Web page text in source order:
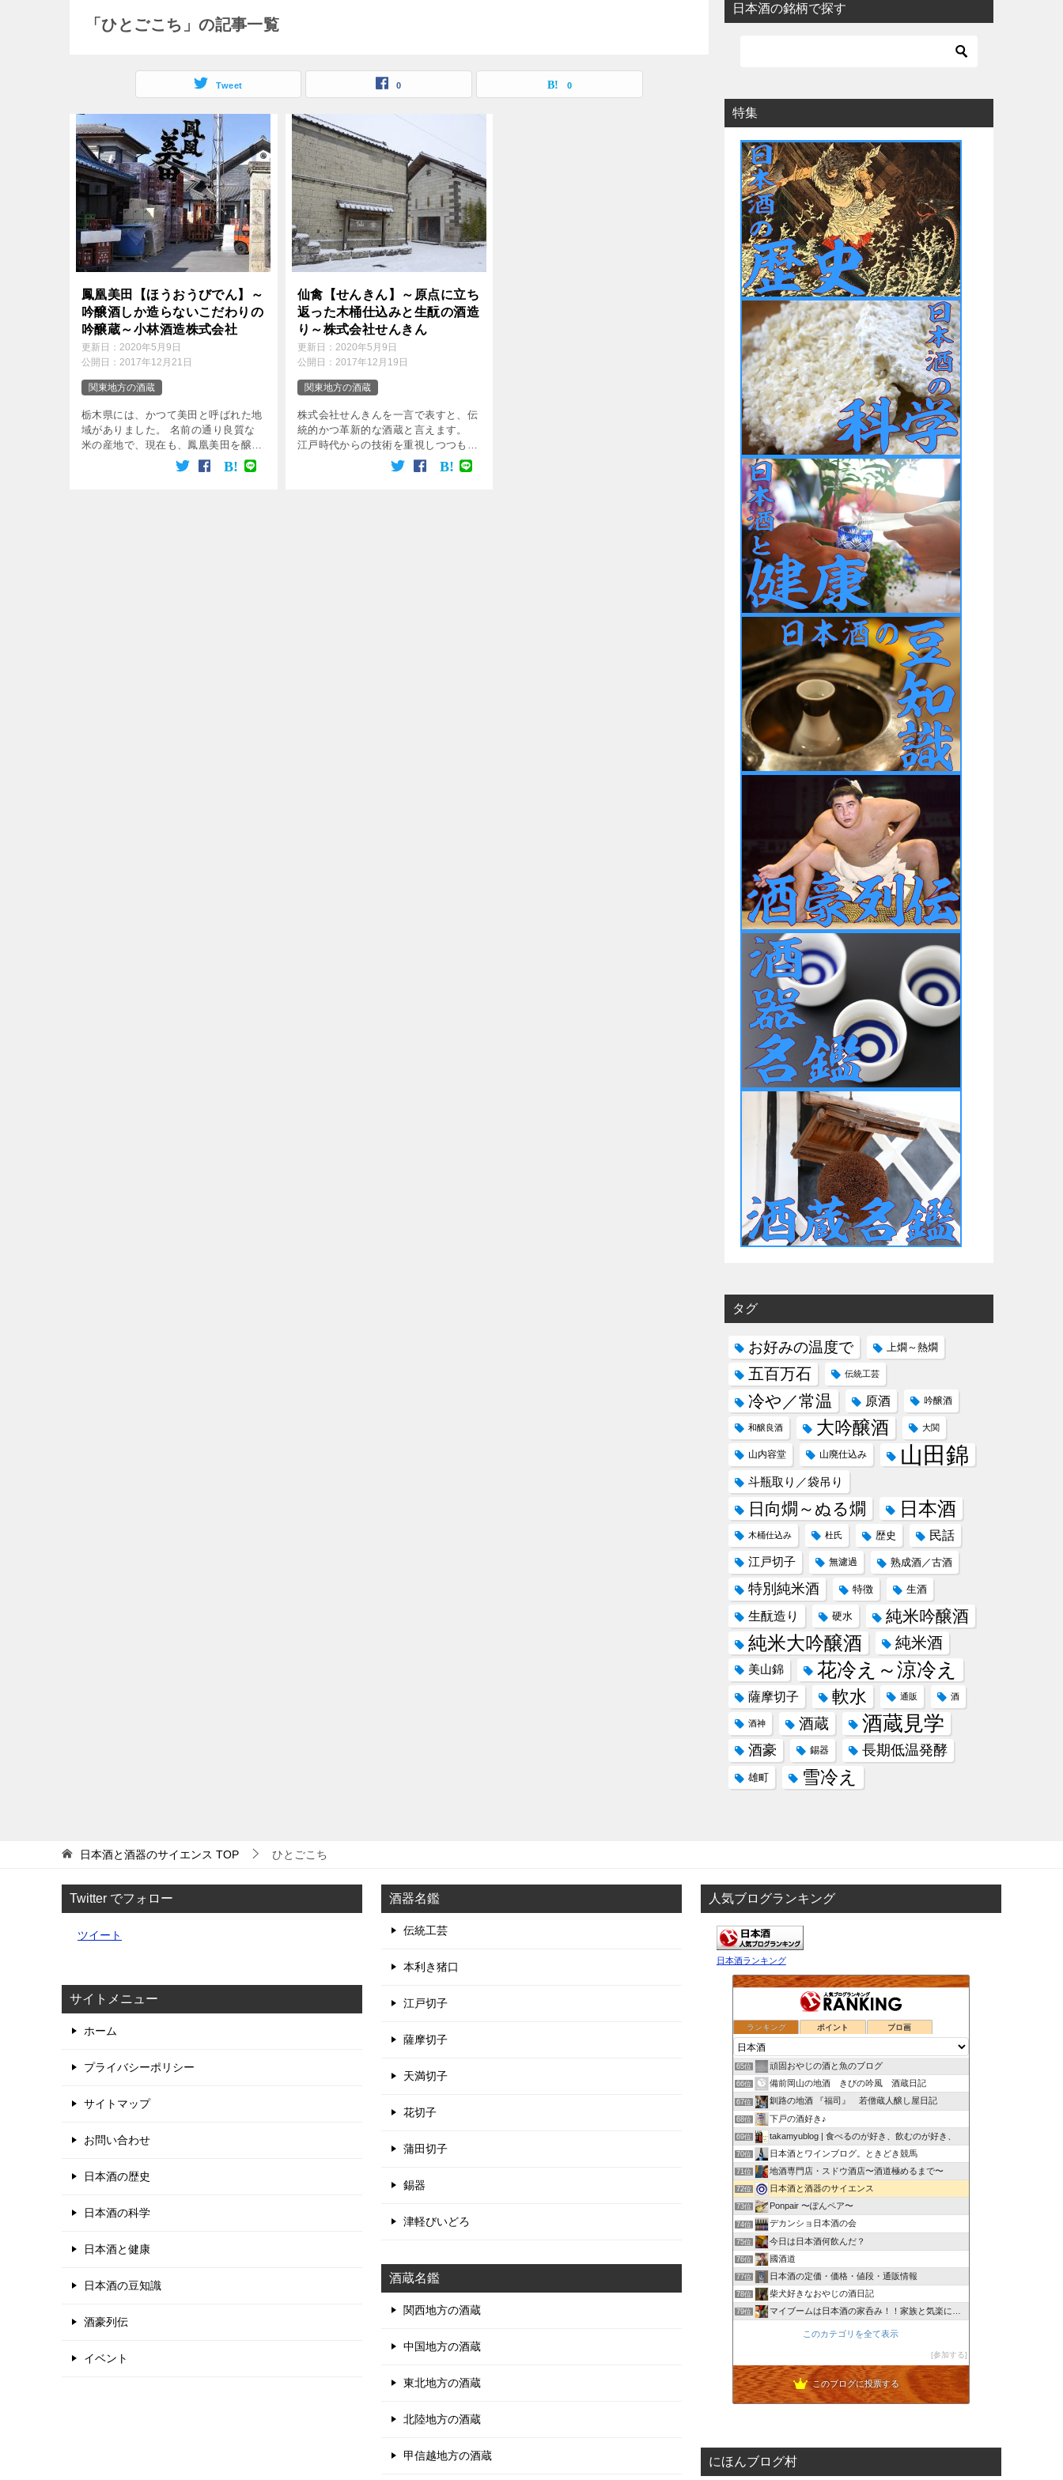
「ひとごこち」の記事一覧
Tweet 0 0
鳳凰美田【ほうおうびでん】～
吟醸酒しか造らないこだわりの
吟醸蔵～小林酒造株式会社
更新日： 2020年5月9日
公開日： 2017年12月21日
関東地方の酒蔵
栃木県には、かつて美田と呼ばれた地
域がありました。 名前の通り良質な
米の産地で、現在も、鳳凰美田を醸す
小林酒造株式会社の酒蔵があります。
ここで醸される日本酒は、全て吟醸
仙禽【せんきん】～原点に立ち
返った木桶仕込みと生酛の酒造
り～株式会社せんきん
更新日： 2020年5月9日
公開日： 2017年12月19日
関東地方の酒蔵
株式会社せんきんを一言で表すと、伝
統的かつ革新的な酒蔵と言えます。
江戸時代からの技術を重視しつつも独
自の発想で新しい時代の酒を醸すため
です。 昔ながらの木桶仕込みや生酛
日本酒の銘柄で探す
特集
タグ
お好みの温度で 上燗～熱燗
五百万石 伝統工芸
冷や／常温 原酒 吟醸酒
和醸良酒 大吟醸酒 大関
山内容堂 山廃仕込み 山田錦
斗瓶取り／袋吊り
日向燗～ぬる燗 日本酒
木桶仕込み 杜氏 歴史 民話
江戸切子 無濾過 熟成酒／古酒
特別純米酒 特徴 生酒
生酛造り 硬水 純米吟醸酒
純米大吟醸酒 純米酒
美山錦 花冷え～涼冷え
薩摩切子 軟水 通販 酒
酒神 酒蔵 酒蔵見学
酒豪 錫器 長期低温発酵
雄町 雪冷え
日本酒と酒器のサイエンス TOP ひとごこち
Twitter でフォロー
ツイート
サイトメニュー
ホーム
プライバシーポリシー
サイトマップ
お問い合わせ
日本酒の歴史
日本酒の科学
日本酒と健康
日本酒の豆知識
酒豪列伝
イベント
酒器名鑑
伝統工芸
本利き猪口
江戸切子
薩摩切子
天満切子
花切子
蒲田切子
錫器
津軽びいどろ
酒蔵名鑑
関西地方の酒蔵
中国地方の酒蔵
東北地方の酒蔵
北陸地方の酒蔵
甲信越地方の酒蔵
人気ブログランキング
日本酒ランキング
ランキング ポイント ブロ画
65位 頑固おやじの酒と魚のブログ
66位 備前岡山の地酒 きびの吟風 酒蔵日記
67位 釧路の地酒 『福司』 若僧蔵人醸し屋日記
68位 下戸の酒好き♪
69位 takamyublog | 食べるのが好き、飲むのが好き、
70位 日本酒とワインブログ。ときどき競馬
71位 地酒専門店・スドウ酒店〜酒道極めるまで〜
72位 日本酒と酒器のサイエンス
73位 Ponpair 〜ぽんペア〜
74位 デカンショ日本酒の会
75位 今日は日本酒何飲んだ？
76位 國酒道
77位 日本酒の定価・価格・値段・通販情報
78位 柴犬好きなおやじの酒日記
79位 マイブームは日本酒の家呑み！！家族と気楽にいこう！！
このカテゴリを全て表示
参加する
このブログに投票する
にほんブログ村